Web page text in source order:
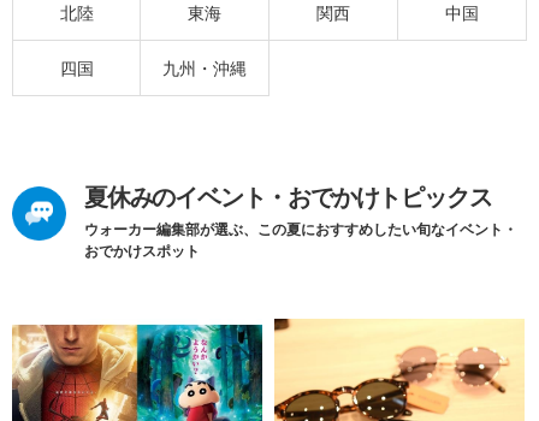
北陸 東海 関西 中国
四国 九州・沖縄
夏休みのイベント・おでかけトピックス
ウォーカー編集部が選ぶ、この夏におすすめしたい旬なイベント・
おでかけスポット